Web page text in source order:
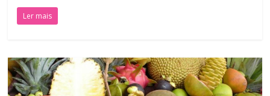
Ler mais